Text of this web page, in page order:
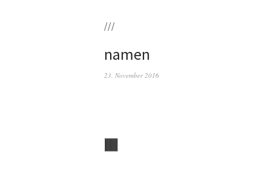
///
namen
23. November 2016